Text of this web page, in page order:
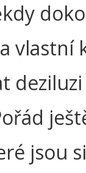
vlastní
jsou